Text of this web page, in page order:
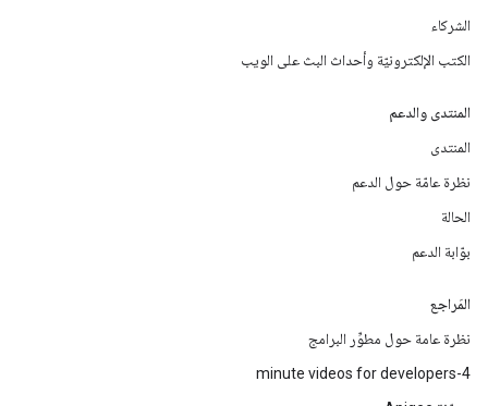
الشركاء
الكتب الإلكترونيّة وأحداث البث على الويب
المنتدى والدعم
المنتدى
نظرة عامّة حول الدعم
الحالة
بوّابة الدعم
المَراجع
نظرة عامة حول مطوِّر البرامج
4-minute videos for developers